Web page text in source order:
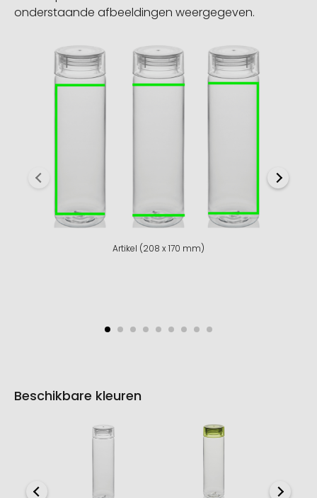
onderstaande afbeeldingen weergegeven.
Artikel (208 x 170 mm)
Beschikbare kleuren